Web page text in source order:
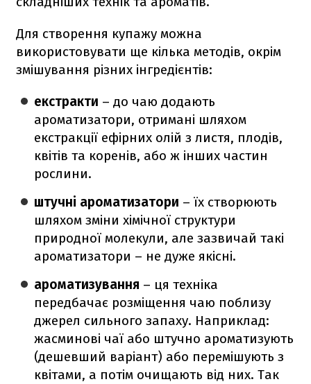
Для створення купажу можна
використовувати ще кілька методів, окрім
змішування різних інгредієнтів:
екстракти – до чаю додають
ароматизатори, отримані шляхом
екстракції ефірних олій з листя, плодів,
квітів та коренів, або ж інших частин
рослини.
штучні ароматизатори – їх створюють
шляхом зміни хімічної структури
природної молекули, але зазвичай такі
ароматизатори – не дуже якісні.
ароматизування – ця техніка
передбачає розміщення чаю поблизу
джерел сильного запаху. Наприклад:
жасминові чаї або штучно ароматизують
(дешевший варіант) або перемішують з
квітами, а потім очищають від них. Так